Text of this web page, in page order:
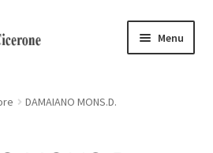
Menu
DAMAIANO MONS.D.